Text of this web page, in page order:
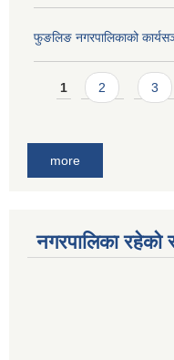
फुङलिङ नगरपालिकाको
Pages
1 2 3
more
नगरपालिका रहेको